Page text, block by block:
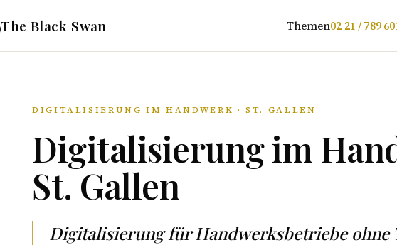
The Black Swan Themen02 21 / 789
DIGITALISIERUNG IM HANDWERK · ST. GALLEN
Digitalisierung im
St. Gallen
Digitalisierung für Handwerksbetriebe ohne